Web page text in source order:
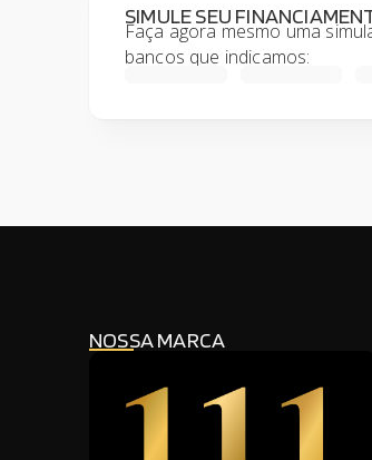
SIMULE SEU
Faça agora mesmo uma
bancos que indicamos:
NOSSA MARCA